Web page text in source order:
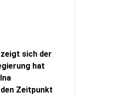
sich der
hat
Zeitpunkt